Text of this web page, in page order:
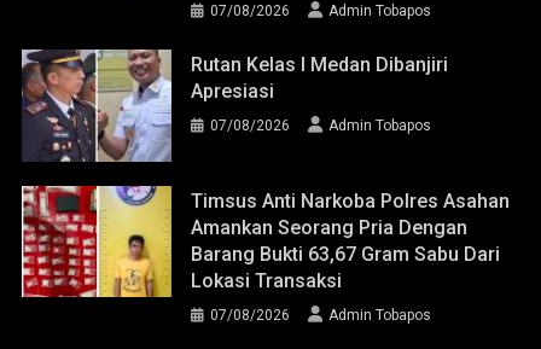
07/08/2026 Admin Tobapos
Rutan Kelas I Medan Dibanjiri
Apresiasi
07/08/2026 Admin Tobapos
Timsus Anti Narkoba Polres Asahan
Amankan Seorang Pria Dengan
Barang Bukti 63,67 Gram Sabu Dari
Lokasi Transaksi
07/08/2026 Admin Tobapos